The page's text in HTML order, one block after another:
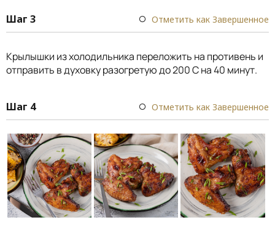
Шаг 3 Отметить как Завершенное
Крылышки из холодильника переложить на противень и
отправить в духовку разогретую до 200 C на 40 минут.
Шаг 4 Отметить как Завершенное